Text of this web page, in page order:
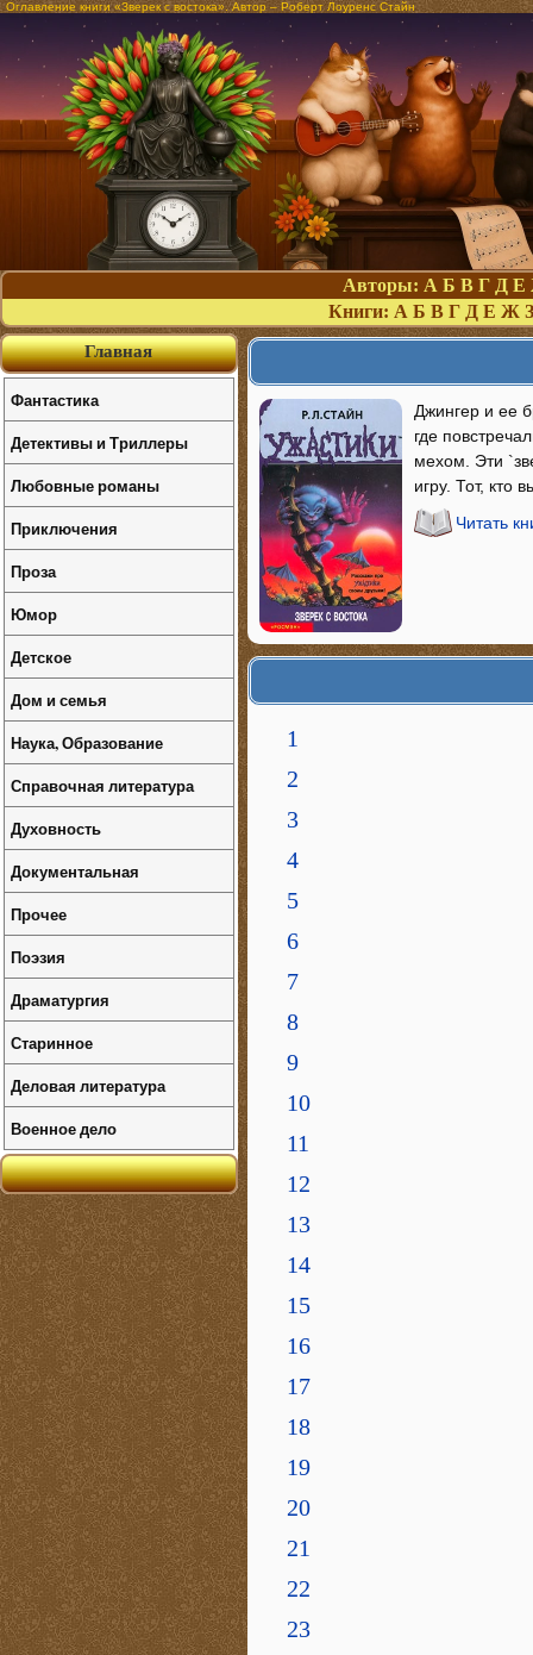
Оглавление книги «Зверек с востока». Автор – Роберт Лоуренс Стайн
Авторы: А Б В Г Д Е
Книги: А Б В Г Д Е Ж З
Джингер и ее
где
мехом. Эти
игру. Тот, кто
Читать
1
2
3
4
5
6
7
8
9
10
11
12
13
14
15
16
17
18
19
20
21
22
23
Главная
Фантастика
Детективы и Триллеры
Любовные романы
Приключения
Проза
Юмор
Детское
Дом и семья
Наука, Образование
Справочная литература
Духовность
Документальная
Прочее
Поэзия
Драматургия
Старинное
Деловая литература
Военное дело